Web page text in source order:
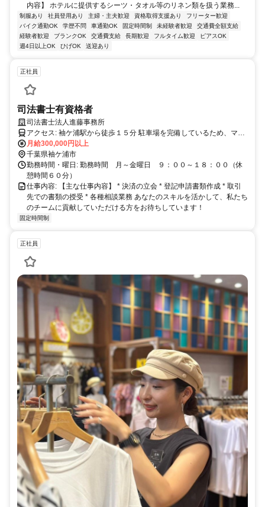
内容】 ホテルに提供するシーツ・タオル等のリネン類を扱う業務...
制服あり 社員登用あり 主婦・主夫歓迎 資格取得支援あり
フリーター歓迎
バイク通勤OK
学歴不問 車通勤OK 固定時間制 未経験者歓迎
交通費全額支給
経験者歓迎
ブランクOK 交通費支給 長期歓迎 フルタイム歓迎
ピアスOK
週4日以上OK
ひげOK 送迎あり
正社員
司法書士有資格者
司法書士法人進藤事務所
アクセス: 袖ケ浦駅から徒歩１５分 駐車場を完備しているため、マイ
カー通勤も可能です。
月給300,000円以上
千葉県袖ケ浦市
勤務時間・曜日: 勤務時間 月～金曜日 ９：００～１８：００（休
憩時間６０分）
仕事内容: 【主な仕事内容】 * 決済の立会 * 登記申請書類作成 * 取引
先での書類の授受 * 各種相談業務 あなたのスキルを活かして、私たち
のチームに貢献していただける方をお待ちしています！
固定時間制
正社員